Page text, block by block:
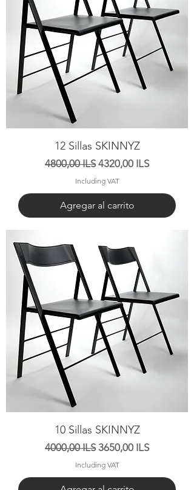
12 Sillas SKINNYZ
Precio
4800,00 ILS Precio de oferta
4320,00 ILS
Including VAT
Agregar al carrito
10 Sillas SKINNYZ
Precio
4000,00 ILS Precio de oferta
3650,00 ILS
Including VAT